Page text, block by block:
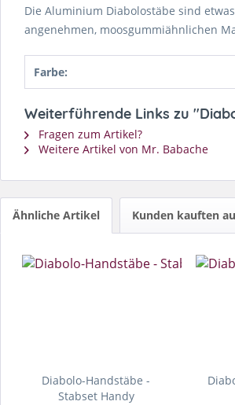
Die Aluminium Diabolostäbe sind
angenehmen, moosgummiähnlichen
Farbe:
Weiterführende Links zu
Fragen zum Artikel?
Weitere Artikel von Mr. Babache
Ähnliche Artikel Kunden kauften
Diabolo-Handstäbe -
Stabset Handy